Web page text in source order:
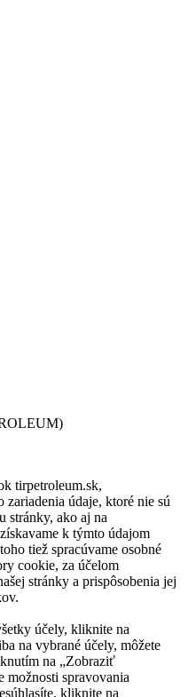
tirpetroleum.sk,
zariadenia údaje, ktoré nie sú
stránky, ako aj na
k týmto údajom
tiež spracúvame osobné
cookie, za účelom
stránky a prispôsobenia jej
účely, kliknite na
na vybrané účely, môžete
na „Zobraziť
možnosti spravovania
kliknite na